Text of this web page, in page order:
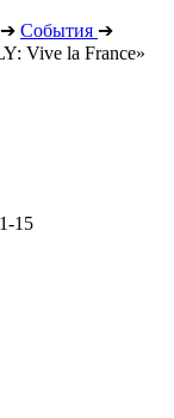
➔ События ➔
Vive la France»
15